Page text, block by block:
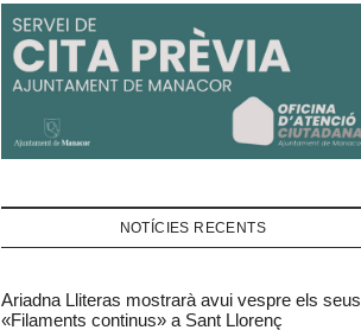
NOTÍCIES RECENTS
Ariadna Lliteras mostrarà avui vespre els seus
«Filaments continus» a Sant Llorenç